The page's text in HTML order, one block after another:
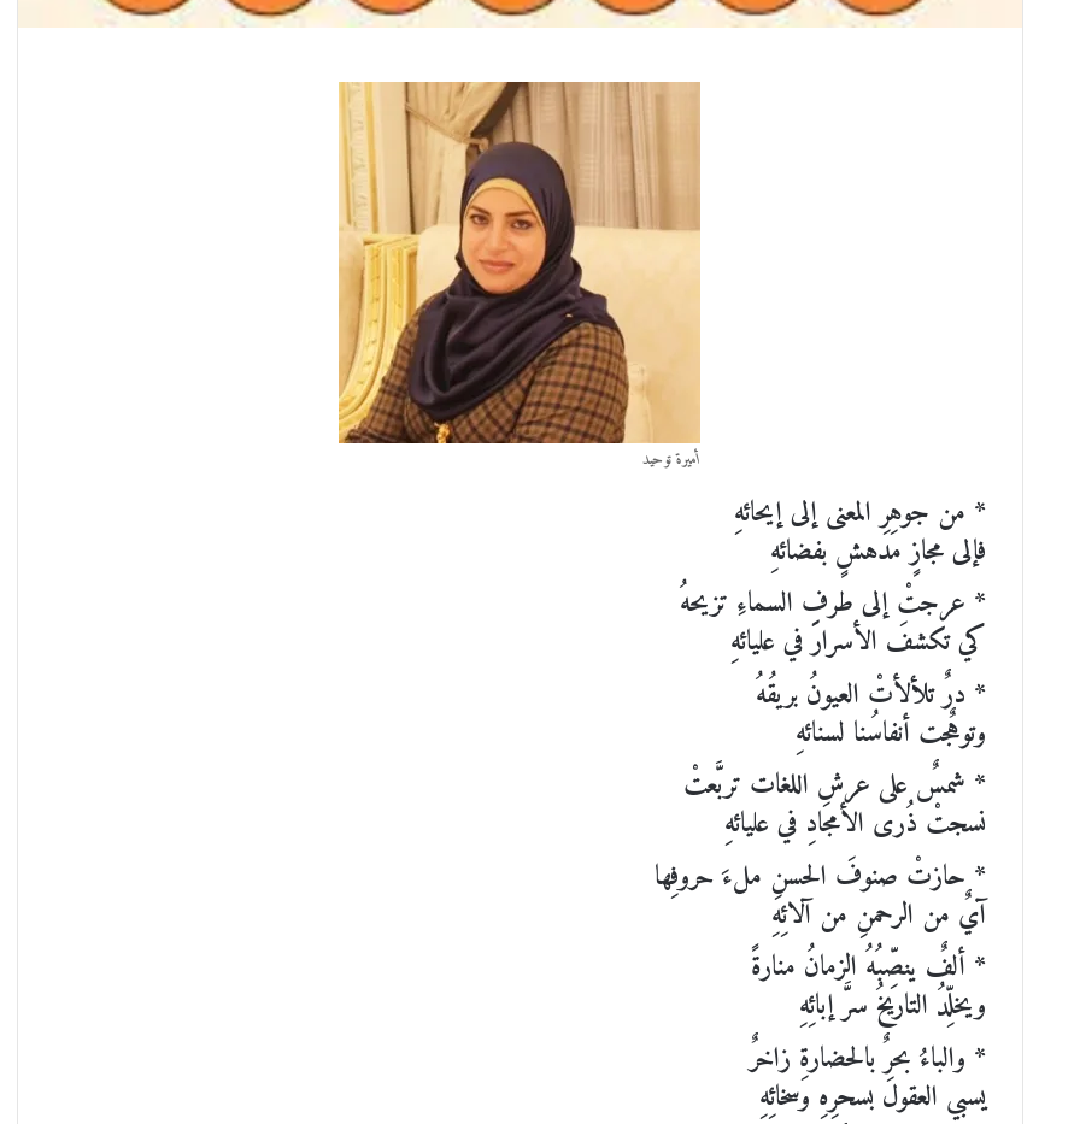
أميرة توحيد
* من جوهِرِ المعنى إلى إيحائهِ
فإلى مجازٍ مدهشٍ بفضائهِ
* عرجتْ إلى طرفِ السماءِ تزيحهُ
كي تكشفَ الأسرارَ في عليائهِ
* درٌ تلألأتْ العيونُ بريقُهُ
وتوهٌجت أنفاسُنا لسنائهِ
* شمسٌ على عرشِ اللغات تربَّعتْ
نسجتْ ذُرى الأمجادِ في عليائهِ
* حازتْ صنوفَ الحسنِ ملءَ حروفِها
آيٌ من الرحمنِ من آلائِهِ
* ألفٌ ينصِّبُهُ الزمانُ منارةً
ويخلِّدُ التاريخُ سرَّ إبائِهِ
* والباءُ بحرٌ بالحضارةِ زاخرٌ
يسبي العقولَ بسحرِهِ وسخائِهِ